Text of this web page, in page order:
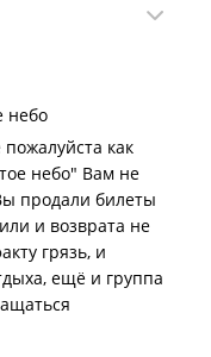
небо
как
небо" Вам не
продали билеты
и возврата не
грязь, и
ещё и группа